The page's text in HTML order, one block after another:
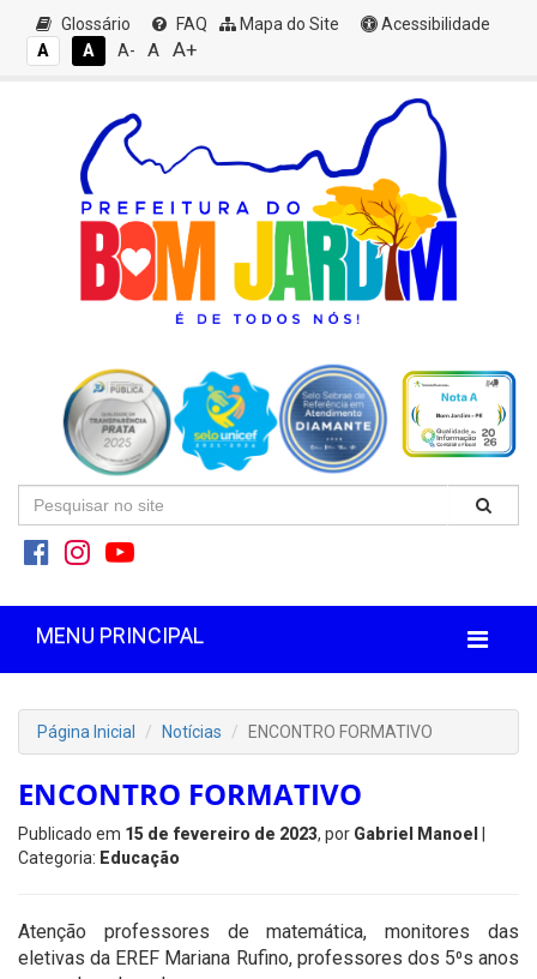
Glossário FAQ Mapa do Site
Acessibilidade
A
A A- A A+
MENU PRINCIPAL
Página Inicial Notícias ENCONTRO FORMATIVO
ENCONTRO FORMATIVO
Publicado em 15 de fevereiro de 2023, por Gabriel Manoel
Categoria: Educação
Atenção professores de matemática, monitores das
eletivas da EREF Mariana Rufino, professores dos 5⁰s anos